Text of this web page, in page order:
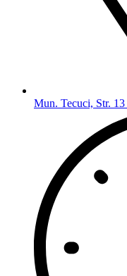
Mun. Tecuci, Str.